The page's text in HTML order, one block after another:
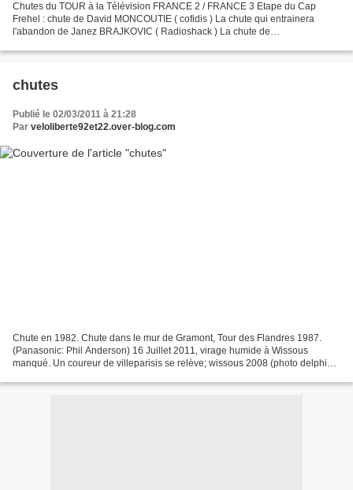
Chutes du TOUR à la Télévision FRANCE 2 / FRANCE 3 Etape du Cap
Frehel : chute de David MONCOUTIE ( cofidis ) La chute qui entrainera
l'abandon de Janez BRAJKOVIC ( Radioshack ) La chute de
chutes
Publié le 02/03/2011 à 21:28
Par veloliberte92et22.over-blog.com
Chute en 1982. Chute dans le mur de Gramont, Tour des Flandres 1987.
(Panasonic: Phil Anderson) 16 Juillet 2011, virage humide à Wissous
manqué. Un coureur de villeparisis se relève; wissous 2008 (photo delphine